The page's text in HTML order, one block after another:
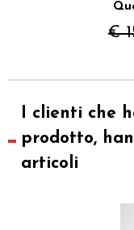
€
I clienti che
prodotto,
articoli